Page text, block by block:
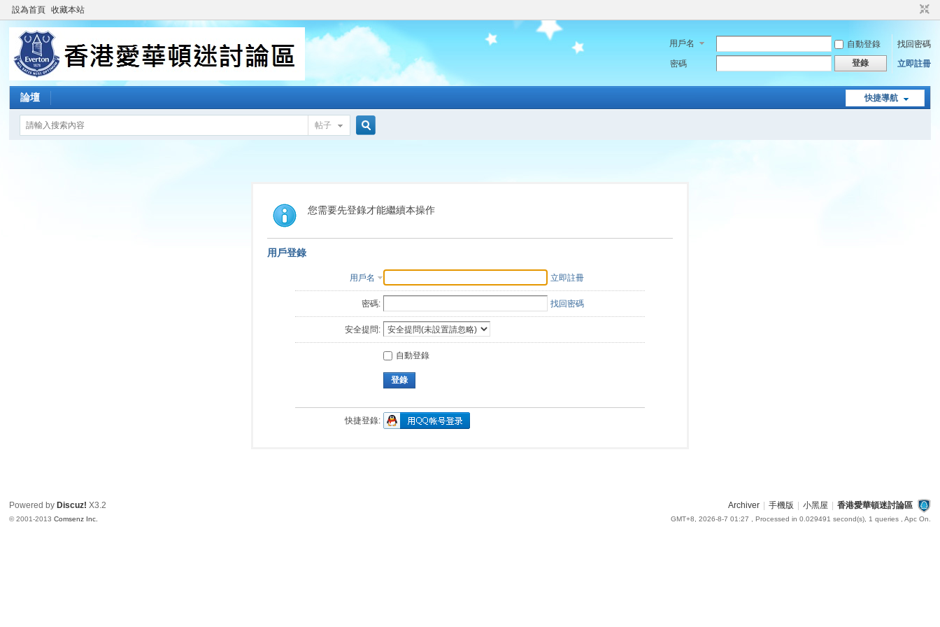
設為首頁 收藏本站
用戶名 自動登錄
找回密碼
密碼
登錄 立即註冊
快捷導航
論壇
帖子
索
您需要先登錄才能繼續本操作
用戶登錄
用戶名 立即註冊
密碼: 找回密碼
安全提問:
自動登錄
登錄
快捷登錄:
Archiver 手機版 小黑屋 香港愛華頓迷討論區
GMT+8, 2026-8-7 01:27 , Processed in 0.029491 second(s), 1 queries , Apc On.
Powered by Discuz! X3.2
© 2001-2013Comsenz Inc.